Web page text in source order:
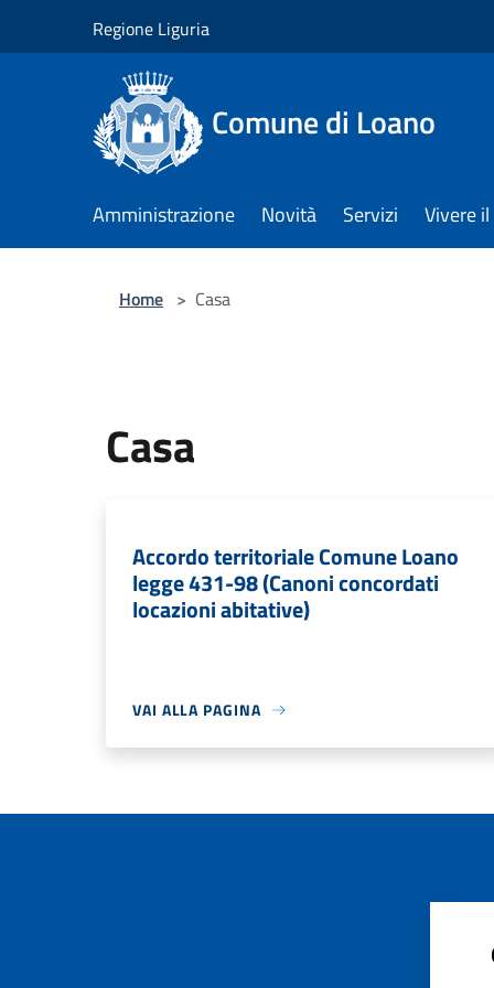
Regione Liguria
Comune di Loano
Amministrazione Novità Servizi Vivere
Home > Casa
Casa
Accordo territoriale Comune Loano
legge 431-98 (Canoni concordati
locazioni abitative)
VAI ALLA PAGINA